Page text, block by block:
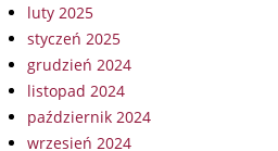
luty 2025
styczeń 2025
grudzień 2024
listopad 2024
październik 2024
wrzesień 2024